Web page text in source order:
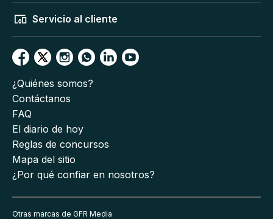
Servicio al cliente
¿Quiénes somos?
Contáctanos
FAQ
El diario de hoy
Reglas de concursos
Mapa del sitio
¿Por qué confiar en nosotros?
Otras marcas de GFR Media